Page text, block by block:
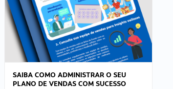
SAIBA COMO ADMINISTRAR O SEU
PLANO DE VENDAS COM SUCESSO